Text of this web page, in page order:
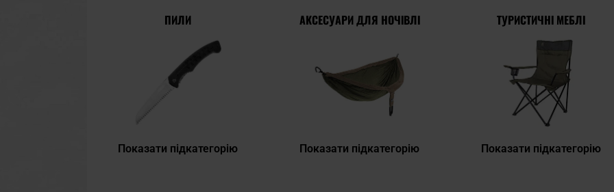
ПИЛИ
Показати підкатегорію
АКСЕСУАРИ ДЛЯ НОЧІВЛІ
Показати підкатегорію
ТУРИСТИЧНІ МЕБЛІ
Показати підкатегорію